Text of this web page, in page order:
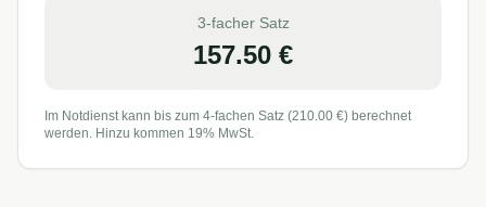
3-facher Satz
157.50 €
Im Notdienst kann bis zum 4-fachen Satz (210.00 €) berechnet
werden. Hinzu kommen 19% MwSt.